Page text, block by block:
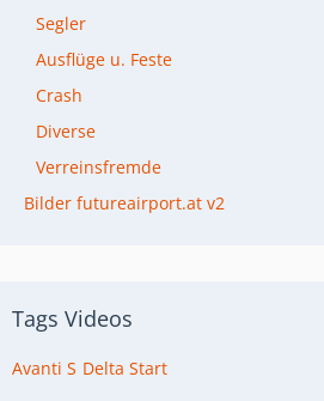
Segler
Ausflüge u. Feste
Crash
Diverse
Verreinsfremde
Bilder futureairport.at v2
Tags Videos
Avanti S Delta Start